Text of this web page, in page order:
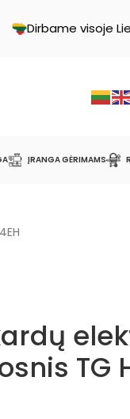
Dirbame visoje
ĮRANGA GĖRIMAMS
TG